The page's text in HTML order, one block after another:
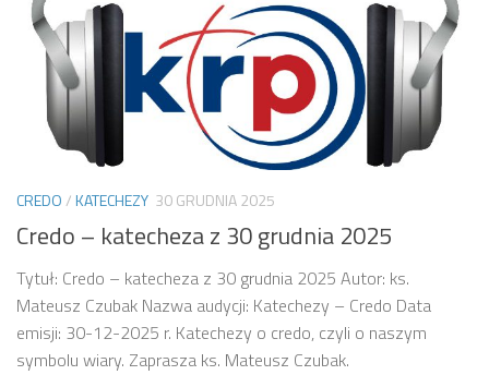
CREDO/KATECHEZY 30 GRUDNIA 2025
Credo – katecheza z 30 grudnia 2025
Tytuł: Credo – katecheza z 30 grudnia 2025 Autor: ks.
Mateusz Czubak Nazwa audycji: Katechezy – Credo Data
emisji: 30-12-2025 r. Katechezy o credo, czyli o naszym
symbolu wiary. Zaprasza ks. Mateusz Czubak.